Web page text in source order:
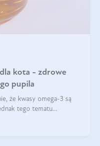
kota - zdrowe
pupila
że kwasy omega-3 są
tego tematu